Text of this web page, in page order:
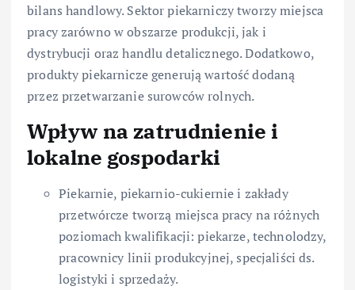
bilans handlowy. Sektor piekarniczy tworzy miejsca
pracy zarówno w obszarze produkcji, jak i
dystrybucji oraz handlu detalicznego. Dodatkowo,
produkty piekarnicze generują wartość dodaną
przez przetwarzanie surowców rolnych.
Wpływ na zatrudnienie i
lokalne gospodarki
Piekarnie, piekarnio-cukiernie i zakłady
przetwórcze tworzą miejsca pracy na różnych
poziomach kwalifikacji: piekarze, technolodzy,
pracownicy linii produkcyjnej, specjaliści ds.
logistyki i sprzedaży.